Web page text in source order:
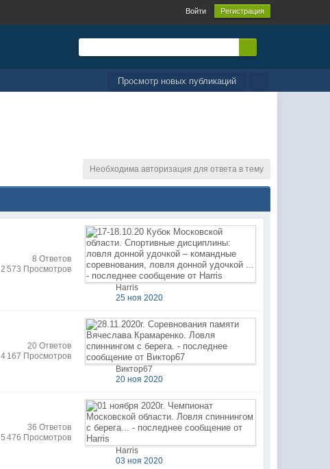
Войти Регистрация
Просмотр новых публикаций
Необходима авторизация для ответа в тему
8 Ответов
2 573 Просмотров
Harris
25 ноя 2020
20 Ответов
4 167 Просмотров
Виктор67
20 ноя 2020
36 Ответов
5 476 Просмотров
Harris
03 ноя 2020